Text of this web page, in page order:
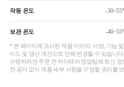
작동 온도 -
보관 온도 -
* 본 페이지에 표시된 제품 이미지, 사양, 기능
이드 및 생산 개선으로 인해 변경될 수 있습니
수령하려면 주문 전 하이테라 영업팀에 최신
전 공지 없이 제품 세부 사항을 수정할 권리를